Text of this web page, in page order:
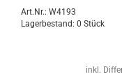
Art.Nr.: W4193
Lagerbestand: 0 Stück
inkl.